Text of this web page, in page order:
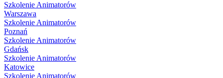
Szkolenie Animatorów
Warszawa
Szkolenie Animatorów
Poznań
Szkolenie Animatorów
Gdańsk
Szkolenie Animatorów
Katowice
Szkolenie Animatorów